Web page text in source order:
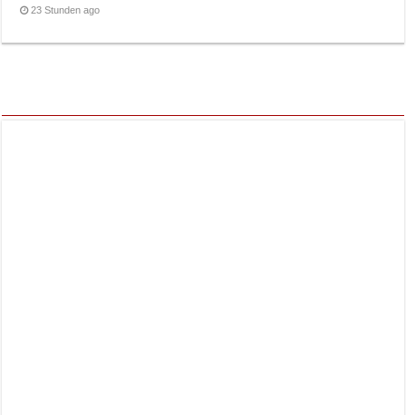
23 Stunden ago